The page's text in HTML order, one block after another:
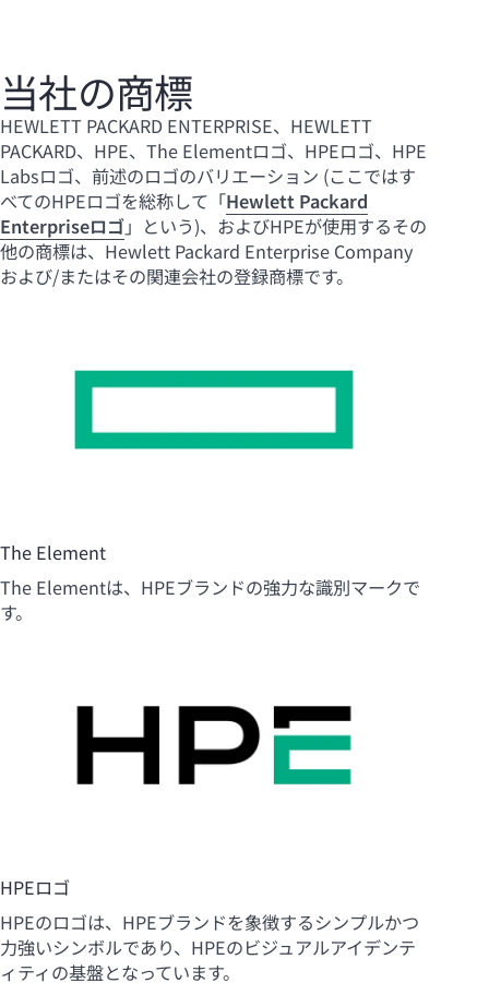
当社の商標
HEWLETT PACKARD ENTERPRISE、HEWLETT
PACKARD、HPE、The Elementロゴ、HPEロゴ、HPE
Labsロゴ、前述のロゴのバリエーション (ここではす
べてのHPEロゴを総称して「Hewlett Packard
Enterpriseロゴ」という)、およびHPEが使用するその
他の商標は、Hewlett Packard Enterprise Company
および/またはその関連会社の登録商標です。
The Element
The Elementは、HPEブランドの強力な識別マークで
す。
HPEロゴ
HPEのロゴは、HPEブランドを象徴するシンプルかつ
力強いシンボルであり、HPEのビジュアルアイデンテ
ィティの基盤となっています。